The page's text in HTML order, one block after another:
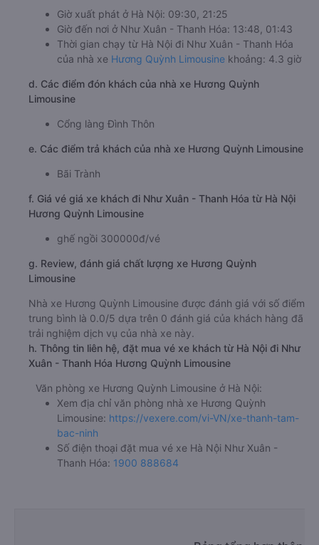
Giờ xuất phát ở Hà Nội: 09:30, 21:25
Giờ đến nơi ở Như Xuân - Thanh Hóa: 13:48, 01:43
Thời gian chạy từ Hà Nội đi Như Xuân - Thanh Hóa
của nhà xe Hương Quỳnh Limousine khoảng: 4.3 giờ
d. Các điểm đón khách của nhà xe Hương Quỳnh
Limousine
Cổng làng Đình Thôn
e. Các điểm trả khách của nhà xe Hương Quỳnh Limousine
Bãi Trành
f. Giá vé giá xe khách đi Như Xuân - Thanh Hóa từ Hà Nội
Hương Quỳnh Limousine
ghế ngồi 300000đ/vé
g. Review, đánh giá chất lượng xe Hương Quỳnh
Limousine
Nhà xe Hương Quỳnh Limousine được đánh giá với số điểm
trung bình là 0.0/5 dựa trên 0 đánh giá của khách hàng đã
trải nghiệm dịch vụ của nhà xe này.
h. Thông tin liên hệ, đặt mua vé xe khách từ Hà Nội đi Như
Xuân - Thanh Hóa Hương Quỳnh Limousine
Văn phòng xe Hương Quỳnh Limousine ở Hà Nội:
Xem địa chỉ văn phòng nhà xe Hương Quỳnh
Limousine: https://vexere.com/vi-VN/xe-thanh-tam-
bac-ninh
Số điện thoại đặt mua vé xe Hà Nội Như Xuân -
Thanh Hóa: 1900 888684